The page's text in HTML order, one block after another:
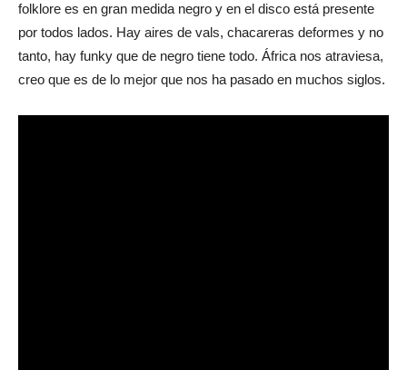
folklore es en gran medida negro y en el disco está presente
por todos lados. Hay aires de vals, chacareras deformes y no
tanto, hay funky que de negro tiene todo. África nos atraviesa,
creo que es de lo mejor que nos ha pasado en muchos siglos.